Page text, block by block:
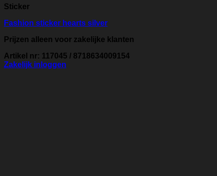
Sticker
Fashion sticker hearts silver
Prijzen alleen voor zakelijke klanten
Artikel nr: 117045 / 8718634009154
Zakelijk inloggen